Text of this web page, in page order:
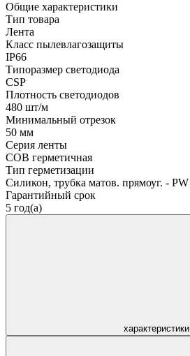
Общие характеристики
Тип товара
Лента
Класс пылевлагозащиты
IP66
Типоразмер светодиода
CSP
Плотность светодиодов
480 шт/м
Минимальный отрезок
50 мм
Серия ленты
COB герметичная
Тип герметизации
Силикон, трубка матов. прямоуг. - PW
Гарантийный срок
5 год(а)
характеристики